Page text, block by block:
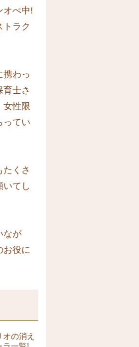
オぺ中!
トラク
携わっ
士さ
女性限
ってい
くさ
いてし
なが
お役に
オの消え